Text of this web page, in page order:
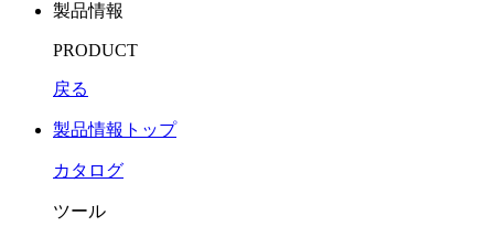
製品情報
PRODUCT
戻る
製品情報トップ
カタログ
ツール